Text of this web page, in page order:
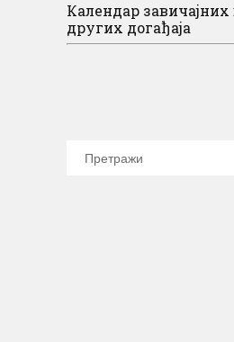
Календар
других догађаја